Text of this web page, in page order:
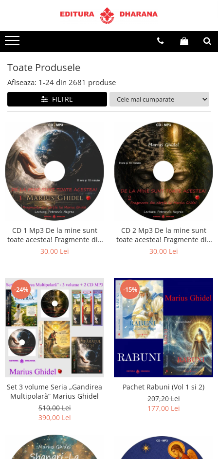
Terapii
Dietoterapie
Toate Produsele
Afiseaza: 1-24 din 2681 produse
FILTRE
CD 1 Mp3 De la mine sunt
toate acestea! Fragmente din
cărțile lui Marius Ghidel
30,00 Lei
CD 2 Mp3 De la mine sunt
toate acestea! Fragmente din
cărțile lui Marius Ghidel
30,00 Lei
-24%
Set 3 volume Seria „Gandirea
Multipolară” Marius Ghidel
510,00 Lei
390,00 Lei
-15%
Pachet Rabuni (Vol 1 si 2)
207,20 Lei
177,00 Lei